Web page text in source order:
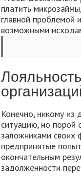
платить
главной проблемой
возможными
Конечно, никому из
ситуацию, но порой
заложниками своих
предпринятые
окончательным
задолженности